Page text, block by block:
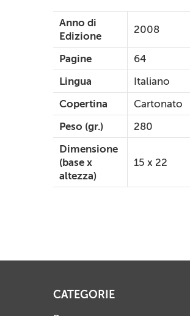
Anno di
Edizione
2008
Pagine
64
Lingua
Italiano
Copertina
Cartonato
Peso (gr.)
280
Dimensione
(base x
altezza)
15 x 22
CATEGORIE